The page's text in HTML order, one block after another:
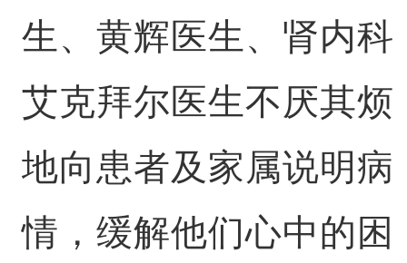
生、黄辉医生、肾内科
艾克拜尔医生不厌其烦
地向患者及家属说明病
情，缓解他们心中的困